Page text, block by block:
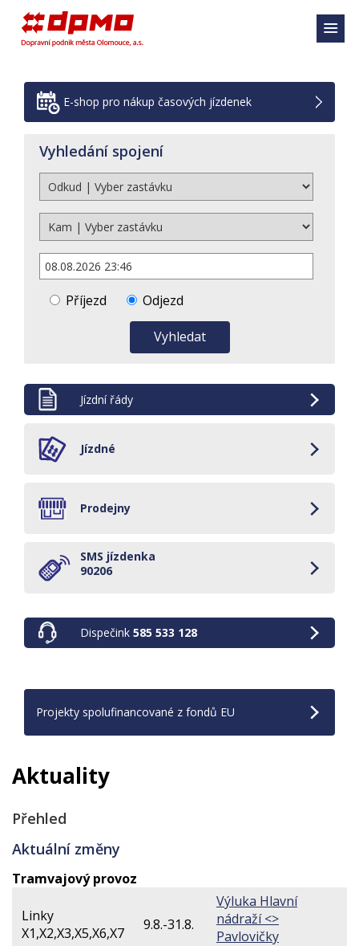
E-shop pro nákup časových jízdenek
Vyhledání spojení
Příjezd Odjezd
Vyhledat
Jízdní řády
Jízdné
Prodejny
SMS jízdenka
90206
Dispečink 585 533 128
Projekty spolufinancované z fondů EU
Aktuality
Přehled
Aktuální změny
Tramvajový provoz
Linky
X1,X2,X3,X5,X6,X7
9.8.-31.8.
Výluka Hlavní
nádraží <>
Pavlovičky